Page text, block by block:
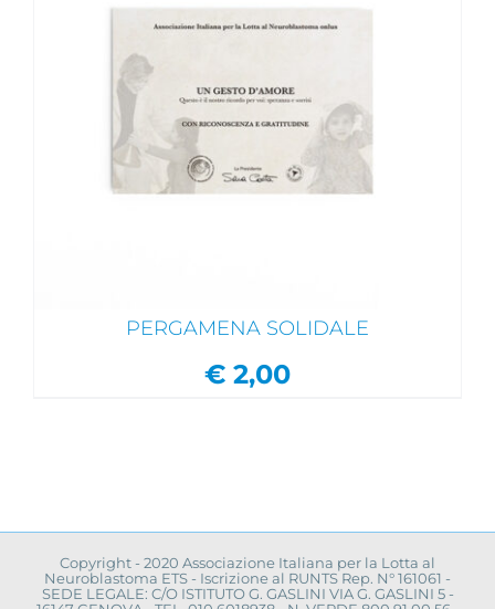
PERGAMENA SOLIDALE
€ 2,00
Copyright - 2020 Associazione Italiana per la Lotta al
Neuroblastoma ETS - Iscrizione al RUNTS Rep. N° 161061 -
SEDE LEGALE: C/O ISTITUTO G. GASLINI VIA G. GASLINI 5 -